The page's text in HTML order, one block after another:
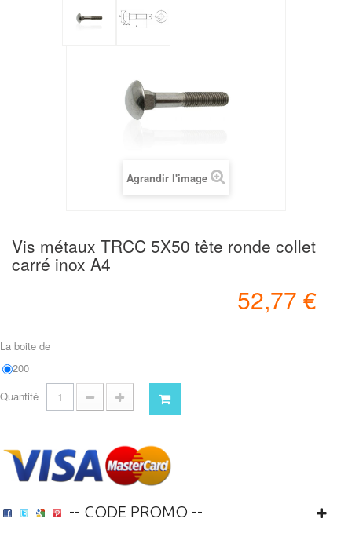
Agrandir l'image
Vis métaux TRCC 5X50 tête ronde collet
carré inox A4
52,77 €
La boite de
200
Quantité
-- CODE PROMO --